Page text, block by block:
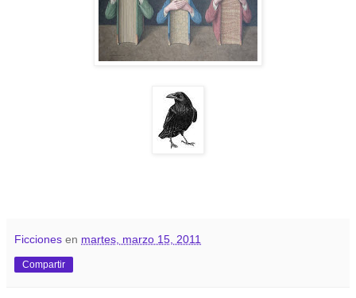
Ficciones en martes, marzo 15, 2011
Compartir